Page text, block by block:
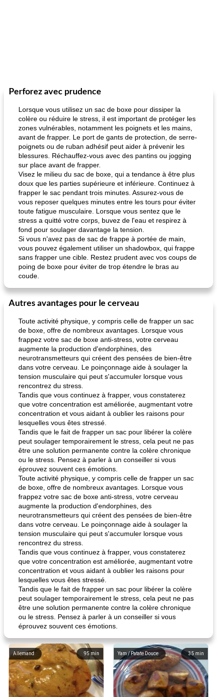
Perforez avec prudence
Lorsque vous utilisez un sac de boxe pour dissiper la
colère ou réduire le stress, il est important de protéger les
zones vulnérables, notamment les poignets et les mains,
avant de frapper. Le port de gants de protection, de serre-
poignets ou de ruban adhésif peut aider à prévenir les
blessures. Réchauffez-vous avec des pantins ou jogging
sur place avant de frapper.
Visez le milieu du sac de boxe, qui a tendance à être plus
doux que les parties supérieure et inférieure. Continuez à
frapper le sac pendant trois minutes. Assurez-vous de
vous reposer quelques minutes entre les tours pour éviter
toute fatigue musculaire. Lorsque vous sentez que le
stress a quitté votre corps, buvez de l'eau et respirez à
fond pour soulager davantage la tension.
Si vous n'avez pas de sac de frappe à portée de main,
vous pouvez également utiliser un shadowbox, qui frappe
sans frapper une cible. Restez prudent avec vos coups de
poing de boxe pour éviter de trop étendre le bras au
coude.
Autres avantages pour le cerveau
Toute activité physique, y compris celle de frapper un sac
de boxe, offre de nombreux avantages. Lorsque vous
frappez votre sac de boxe anti-stress, votre cerveau
augmente la production d'endorphines, des
neurotransmetteurs qui créent des pensées de bien-être
dans votre cerveau. Le poinçonnage aide à soulager la
tension musculaire qui peut s'accumuler lorsque vous
rencontrez du stress.
Tandis que vous continuez à frapper, vous constaterez
que votre concentration est améliorée, augmentant votre
concentration et vous aidant à oublier les raisons pour
lesquelles vous êtes stressé.
Tandis que le fait de frapper un sac pour libérer la colère
peut soulager temporairement le stress, cela peut ne pas
être une solution permanente contre la colère chronique
ou le stress. Pensez à parler à un conseiller si vous
éprouvez souvent ces émotions.
Toute activité physique, y compris celle de frapper un sac
de boxe, offre de nombreux avantages. Lorsque vous
frappez votre sac de boxe anti-stress, votre cerveau
augmente la production d'endorphines, des
neurotransmetteurs qui créent des pensées de bien-être
dans votre cerveau. Le poinçonnage aide à soulager la
tension musculaire qui peut s'accumuler lorsque vous
rencontrez du stress.
Tandis que vous continuez à frapper, vous constaterez
que votre concentration est améliorée, augmentant votre
concentration et vous aidant à oublier les raisons pour
lesquelles vous êtes stressé.
Tandis que le fait de frapper un sac pour libérer la colère
peut soulager temporairement le stress, cela peut ne pas
être une solution permanente contre la colère chronique
ou le stress. Pensez à parler à un conseiller si vous
éprouvez souvent ces émotions.
95 min
Allemand 35 min
Yam / Patate Douce